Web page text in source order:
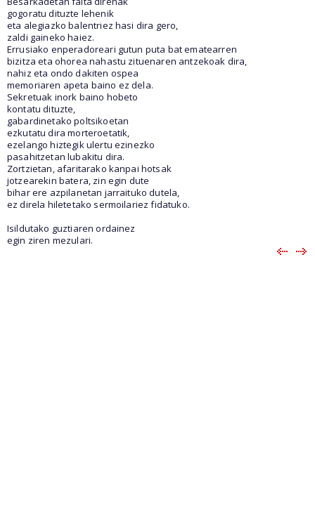
gogoratu dituzte lehenik
eta alegiazko balentriez hasi dira gero,
zaldi gaineko haiez.
Errusiako enperadoreari gutun puta bat ematearren
bizitza eta ohorea nahastu zituenaren antzekoak dira,
nahiz eta ondo dakiten ospea
memoriaren apeta baino ez dela.
Sekretuak inork baino hobeto
kontatu dituzte,
gabardinetako poltsikoetan
ezkutatu dira morteroetatik,
ezelango hiztegik ulertu ezinezko
pasahitzetan lubakitu dira.
Zortzietan, afaritarako kanpai hotsak
jotzearekin batera, zin egin dute
bihar ere azpilanetan jarraituko dutela,
ez direla hiletetako sermoilariez fidatuko.
Isildutako guztiaren ordainez
egin ziren mezulari.